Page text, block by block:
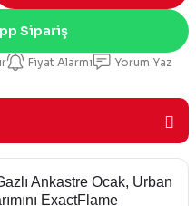
Sipariş
Fiyat Alarmı Yorum Yaz
Ankastre Ocak, Urban
ExactFlame